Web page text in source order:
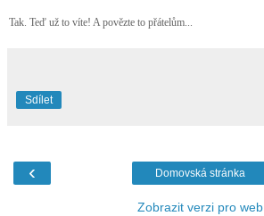
Tak. Teď už to víte! A povězte to přátelům...
Sdílet
‹ Domovská stránka
Zobrazit verzi pro web